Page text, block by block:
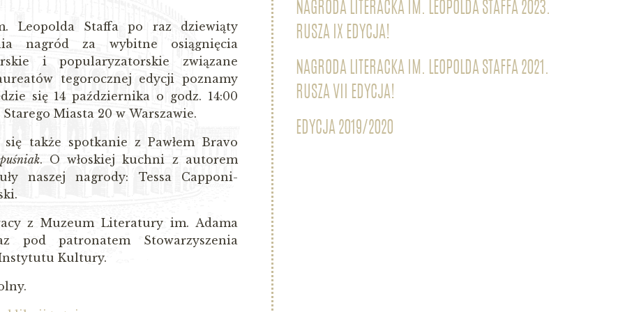
Leopolda Staffa po raz dziewiąty
nagród za wybitne osiągnięcia
i popularyzatorskie związane
tegorocznej edycji poznamy
się 14 października o godz. 14:00
Miasta 20 w Warszawie.
także spotkanie z Pawłem Bravo
. O włoskiej kuchni z autorem
naszej nagrody: Tessa Capponi-
z Muzeum Literatury im. Adama
pod patronatem Stowarzyszenia
Kultury.
NAGRODA LITERACKA IM. LEOPOLDA STAFFA 2023.
RUSZA IX EDYCJA!
NAGRODA LITERACKA IM. LEOPOLDA STAFFA 2021.
RUSZA VII EDYCJA!
EDYCJA 2019/2020